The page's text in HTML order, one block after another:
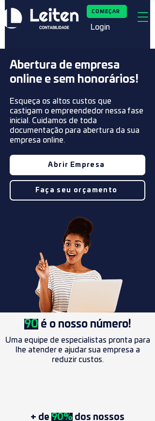
COMEÇAR
Login
Abertura de empresa
online e sem honorários!
Esqueça os altos custos que
castigam o empreendedor nessa fase
inicial. Cuidamos de toda
documentação para abertura da sua
empresa online.
Abrir Empresa
Faça seu orçamento
90 é o nosso número!
Uma equipe de especialistas pronta para
lhe atender e ajudar sua empresa a
reduzir custos.
+ de 90% dos nossos